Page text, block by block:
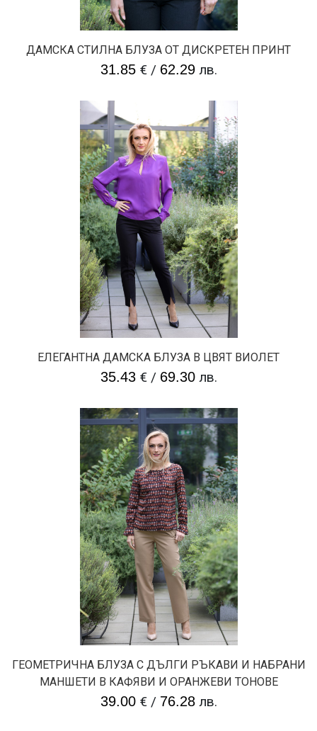
ДАМСКА СТИЛНА БЛУЗА ОТ ДИСКРЕТЕН ПРИНТ
31.85€/ 62.29лв.
ЕЛЕГАНТНА ДАМСКА БЛУЗА В ЦВЯТ ВИОЛЕТ
35.43€/ 69.30лв.
ГЕОМЕТРИЧНА БЛУЗА С ДЪЛГИ РЪКАВИ И НАБРАНИ
МАНШЕТИ В КАФЯВИ И ОРАНЖЕВИ ТОНОВЕ
39.00€/ 76.28лв.